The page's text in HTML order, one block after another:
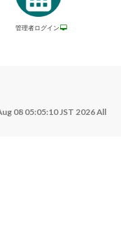
管理者ログイン
08 05:05:10 JST 2026 All